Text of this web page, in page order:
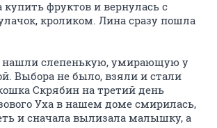
фруктов и вернулась с
кроликом. Лина сразу пошла
нашли слепенькую, умирающую у
Выбора не было, взяли и стали
Скрябин на третий день
Уха в нашем доме смирилась,
и сначала вылизала малышку, а